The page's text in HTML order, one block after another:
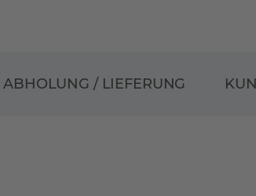
ABHOLUNG / LIEFERUNG